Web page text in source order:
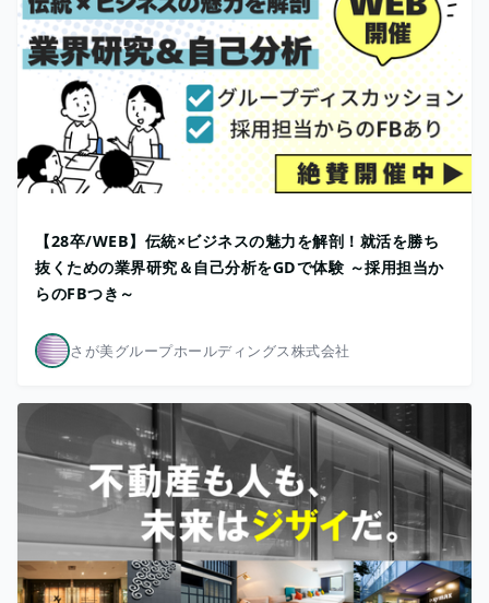
【28卒/WEB】伝統×ビジネスの魅力を解剖！就活を勝ち
抜くための業界研究＆自己分析をGDで体験 ～採用担当か
らのFBつき～
さが美グループホールディングス株式会社